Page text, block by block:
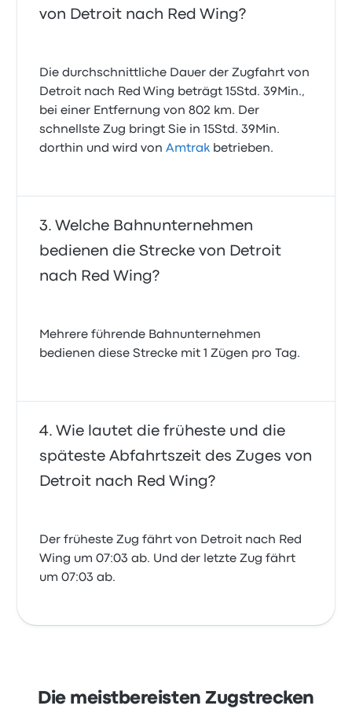
von Detroit nach Red Wing?
Die durchschnittliche Dauer der Zugfahrt von
Detroit nach Red Wing beträgt 15Std. 39Min.,
bei einer Entfernung von 802 km. Der
schnellste Zug bringt Sie in 15Std. 39Min.
dorthin und wird vonAmtrak betrieben.
Welche Bahnunternehmen
bedienen die Strecke von Detroit
nach Red Wing?
Mehrere führende Bahnunternehmen
bedienen diese Strecke mit 1 Zügen pro Tag.
Wie lautet die früheste und die
späteste Abfahrtszeit des Zuges von
Detroit nach Red Wing?
Der früheste Zug fährt von Detroit nach Red
Wing um 07:03 ab. Und der letzte Zug fährt
um 07:03 ab.
Die meistbereisten Zugstrecken